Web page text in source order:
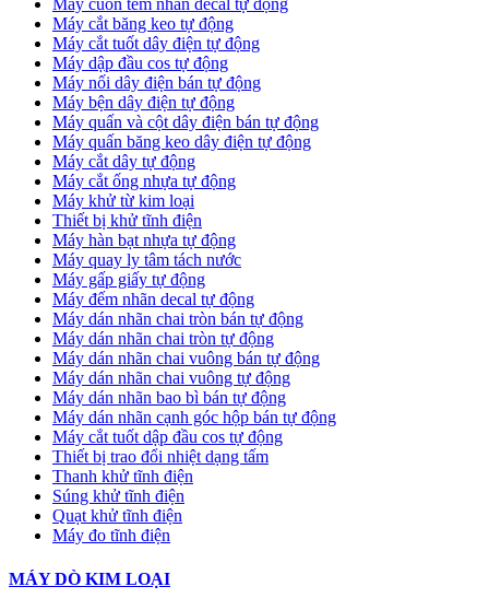
Máy cuốn tem nhãn decal tự động
Máy cắt băng keo tự động
Máy cắt tuốt dây điện tự động
Máy dập đầu cos tự động
Máy nối dây điện bán tự động
Máy bện dây điện tự động
Máy quấn và cột dây điện bán tự động
Máy quấn băng keo dây điện tự động
Máy cắt dây tự động
Máy cắt ống nhựa tự động
Máy khử từ kim loại
Thiết bị khử tĩnh điện
Máy hàn bạt nhựa tự động
Máy quay ly tâm tách nước
Máy gấp giấy tự động
Máy đếm nhãn decal tự động
Máy dán nhãn chai tròn bán tự động
Máy dán nhãn chai tròn tự động
Máy dán nhãn chai vuông bán tự động
Máy dán nhãn chai vuông tự động
Máy dán nhãn bao bì bán tự động
Máy dán nhãn cạnh góc hộp bán tự động
Máy cắt tuốt dập đầu cos tự động
Thiết bị trao đổi nhiệt dạng tấm
Thanh khử tĩnh điện
Súng khử tĩnh điện
Quạt khử tĩnh điện
Máy đo tĩnh điện
MÁY DÒ KIM LOẠI